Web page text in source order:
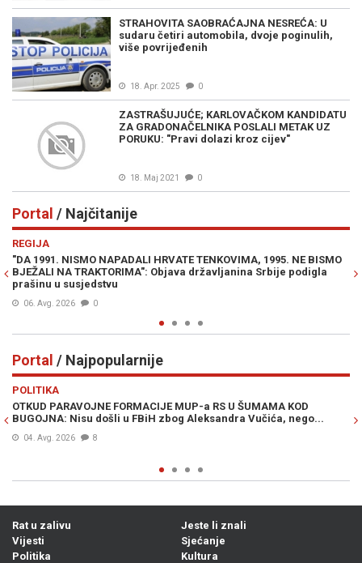
STRAHOVITA SAOBRAĆAJNA NESREĆA: U
sudaru četiri automobila, dvoje poginulih,
više povrijeđenih
18. Apr. 2025 0
ZASTRAŠUJUĆE; KARLOVAČKOM KANDIDATU
ZA GRADONAČELNIKA POSLALI METAK UZ
PORUKU: "Pravi dolazi kroz cijev"
18. Maj 2021 0
Portal / Najčitanije
REGIJA
"DA 1991. NISMO NAPADALI HRVATE TENKOVIMA, 1995. NE BISMO
BJEŽALI NA TRAKTORIMA": Objava državljanina Srbije podigla
prašinu u susjedstvu
06. Avg. 2026 0
Portal / Najpopularnije
POLITIKA
OTKUD PARAVOJNE FORMACIJE MUP-a RS U ŠUMAMA KOD
BUGOJNA: Nisu došli u FBiH zbog Aleksandra Vučića, nego...
04. Avg. 2026 8
Rat u zalivu
Vijesti
Politika
Jeste li znali
Sjećanje
Kultura